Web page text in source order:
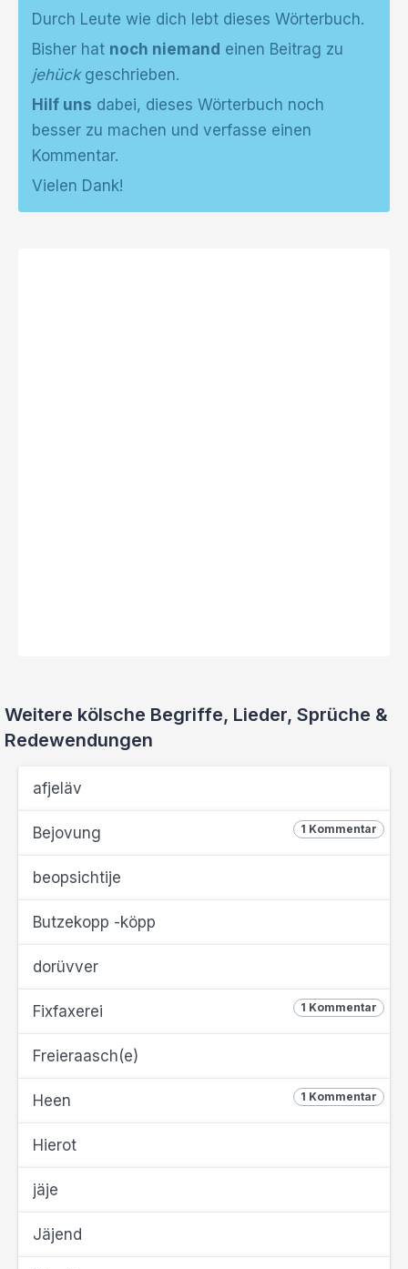
Durch Leute wie dich lebt dieses Wörterbuch.
Bisher hat noch niemand einen Beitrag zu
jehückgeschrieben.
Hilf uns dabei, dieses Wörterbuch noch
besser zu machen und verfasse einen
Kommentar.
Vielen Dank!
Weitere kölsche Begriffe, Lieder, Sprüche &
Redewendungen
afjeläv
1 Kommentar
Bejovung
beopsichtije
Butzekopp -köpp
dorüvver
1 Kommentar
Fixfaxerei
Freieraasch(e)
1 Kommentar
Heen
Hierot
jäje
Jäjend